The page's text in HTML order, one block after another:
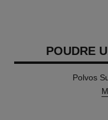
POUDRE
Polvos